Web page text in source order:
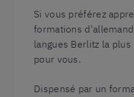
Si vous préférez
formations
langues Berlitz la
pour vous.
Dispensé par un